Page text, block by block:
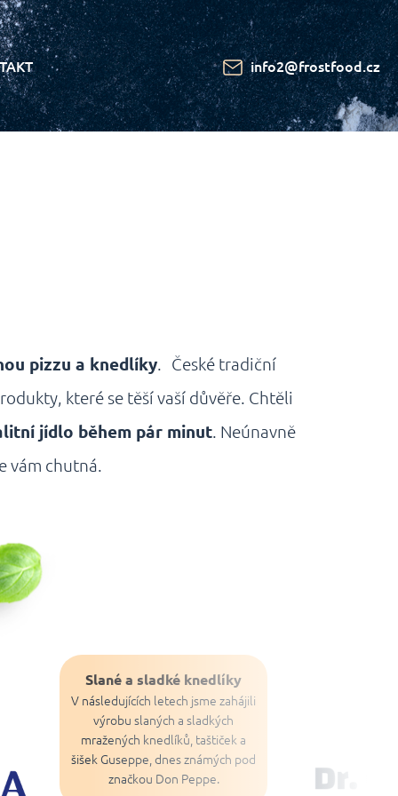
info2@frostfood.cz
pizzu a knedlíky. České tradiční
které se těší vaší důvěře. Chtěli
jídlo během pár minut. Neúnavně
vám chutná.
Slané a sladké knedlíky
V následujících letech jsme zahájili
výrobu slaných a sladkých
mražených knedlíků, taštiček a
šišek Guseppe, dnes známých pod
značkou Don Peppe.